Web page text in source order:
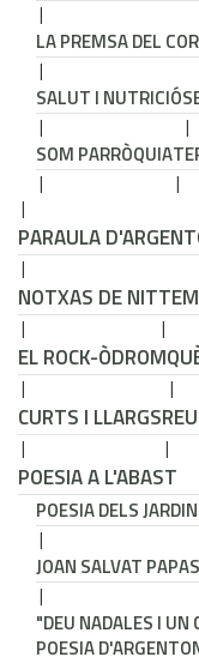
LA PREMSA DEL COR
SALUT I NUTRICIÓ
SOM PARRÒQUIA
PARAULA
NOTXAS DE NIT
EL ROCK-ÒDROM
CURTS I LLARGS
POESIA A L'ABAST
POESIA DELS
JOAN SALVAT
"DEU NADALES I UN
POESIA